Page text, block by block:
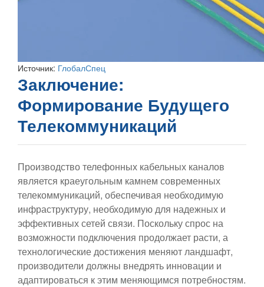
Источник: ГлобалСпец
Заключение:
Формирование Будущего
Телекоммуникаций
Производство телефонных кабельных каналов
является краеугольным камнем современных
телекоммуникаций, обеспечивая необходимую
инфраструктуру, необходимую для надежных и
эффективных сетей связи. Поскольку спрос на
возможности подключения продолжает расти, а
технологические достижения меняют ландшафт,
производители должны внедрять инновации и
адаптироваться к этим меняющимся потребностям.